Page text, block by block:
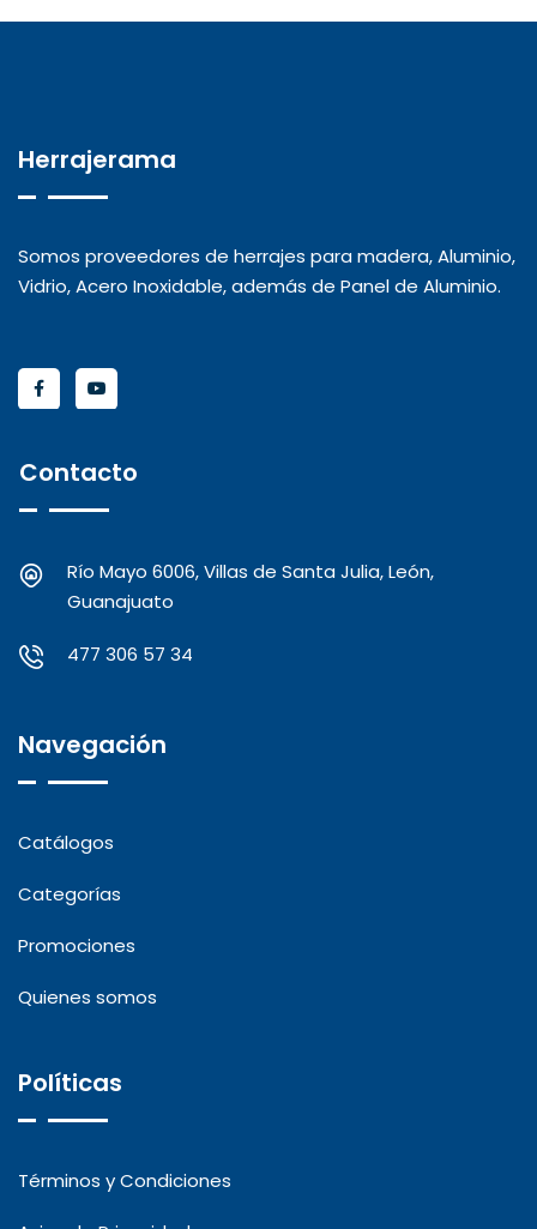
Herrajerama
Somos proveedores de herrajes para madera, Aluminio,
Vidrio, Acero Inoxidable, además de Panel de Aluminio.
Contacto
Río Mayo 6006, Villas de Santa Julia, León,
Guanajuato
477 306 57 34
Navegación
Catálogos
Categorías
Promociones
Quienes somos
Políticas
Términos y Condiciones